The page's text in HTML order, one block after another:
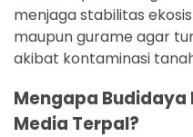
menjaga stabilitas
maupun gurame agar
akibat kontaminasi
Mengapa Budidaya
Media Terpal?